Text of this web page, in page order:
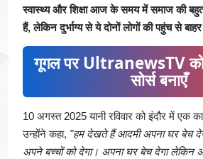
स्वास्थ्य और शिक्षा आज के समय में समाज की
हैं, लेकिन दुर्भाग्य से ये दोनों लोगों की पहुंच से
गूगल पर UltranewsTV को
सोर्स बनाएँ
10 अगस्त 2025 यानी रविवार को इंदौर में एक
उन्होंने कहा, "हम देखते हैं आदमी अपना घर बेच
अपने बच्चों को देगा। अपना घर बेच देगा लेकिन